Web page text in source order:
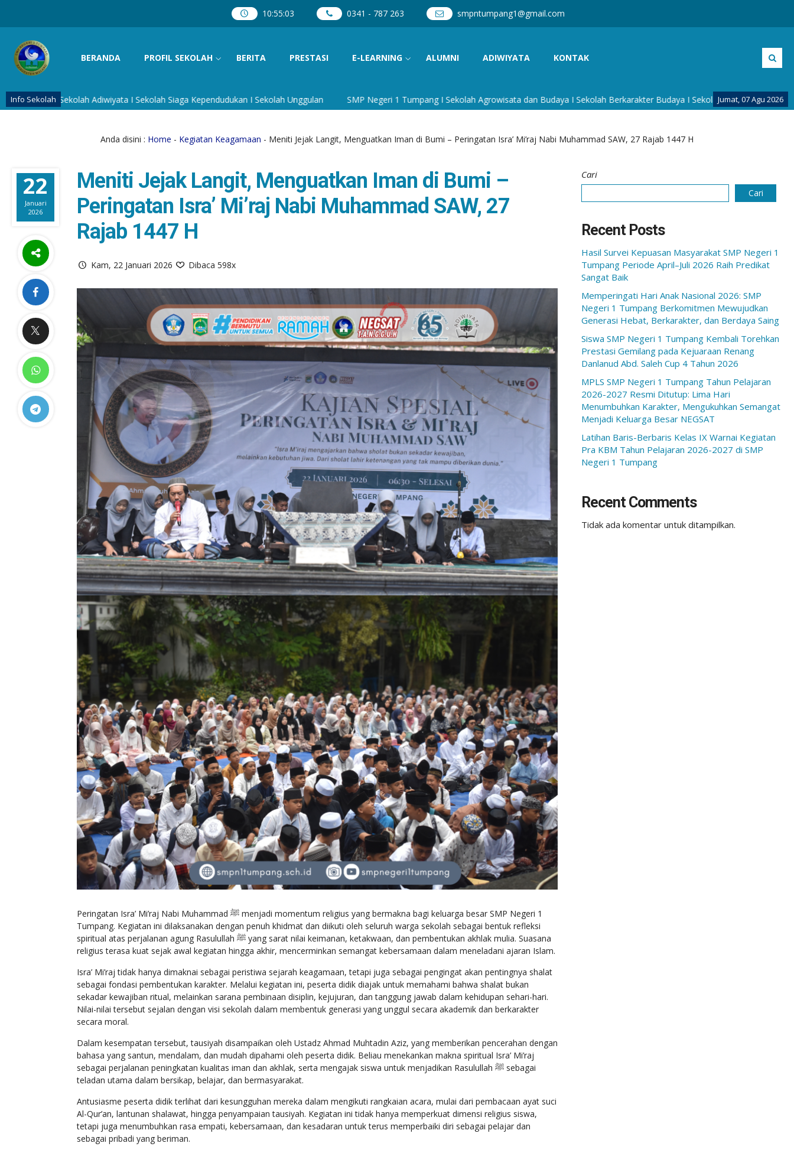
10:55:05 0341 - 787 263 smpntumpang1@gmail.com
BERANDA PROFIL SEKOLAH BERITA PRESTASI E-LEARNING ALUMNI ADIWIYATA KONTAK
Info Sekolah Jumat, 07 Agu 2026
Adiwiyata I Sekolah Siaga Kependudukan I Sekolah Unggulan SMP Negeri 1 Tumpang I Sekolah Agrowisata dan Budaya I Sekolah Berkarakter Budaya I Sekolah Adiwiyata I Sekolah Siaga
Anda disini : Home - Kegiatan Keagamaan - Meniti Jejak Langit, Menguatkan Iman di Bumi – Peringatan Isra’ Mi’raj Nabi Muhammad SAW, 27 Rajab 1447 H
22
Januari
2026
Meniti Jejak Langit, Menguatkan Iman di Bumi –
Peringatan Isra’ Mi’raj Nabi Muhammad SAW, 27
Rajab 1447 H
Kam, 22 Januari 2026 Dibaca 598x
Peringatan Isra’ Mi’raj Nabi Muhammad ﷺ menjadi momentum religius yang bermakna bagi keluarga besar SMP Negeri 1
Tumpang. Kegiatan ini dilaksanakan dengan penuh khidmat dan diikuti oleh seluruh warga sekolah sebagai bentuk refleksi
spiritual atas perjalanan agung Rasulullah ﷺ yang sarat nilai keimanan, ketakwaan, dan pembentukan akhlak mulia. Suasana
religius terasa kuat sejak awal kegiatan hingga akhir, mencerminkan semangat kebersamaan dalam meneladani ajaran Islam.
Isra’ Mi’raj tidak hanya dimaknai sebagai peristiwa sejarah keagamaan, tetapi juga sebagai pengingat akan pentingnya shalat
sebagai fondasi pembentukan karakter. Melalui kegiatan ini, peserta didik diajak untuk memahami bahwa shalat bukan
sekadar kewajiban ritual, melainkan sarana pembinaan disiplin, kejujuran, dan tanggung jawab dalam kehidupan sehari-hari.
Nilai-nilai tersebut sejalan dengan visi sekolah dalam membentuk generasi yang unggul secara akademik dan berkarakter
secara moral.
Dalam kesempatan tersebut, tausiyah disampaikan oleh Ustadz Ahmad Muhtadin Aziz, yang memberikan pencerahan dengan
bahasa yang santun, mendalam, dan mudah dipahami oleh peserta didik. Beliau menekankan makna spiritual Isra’ Mi’raj
sebagai perjalanan peningkatan kualitas iman dan akhlak, serta mengajak siswa untuk menjadikan Rasulullah ﷺ sebagai
teladan utama dalam bersikap, belajar, dan bermasyarakat.
Antusiasme peserta didik terlihat dari kesungguhan mereka dalam mengikuti rangkaian acara, mulai dari pembacaan ayat suci
Al-Qur’an, lantunan shalawat, hingga penyampaian tausiyah. Kegiatan ini tidak hanya memperkuat dimensi religius siswa,
tetapi juga menumbuhkan rasa empati, kebersamaan, dan kesadaran untuk terus memperbaiki diri sebagai pelajar dan
sebagai pribadi yang beriman.
Cari
Cari
Recent Posts
Hasil Survei Kepuasan Masyarakat SMP Negeri 1
Tumpang Periode April–Juli 2026 Raih Predikat
Sangat Baik
Memperingati Hari Anak Nasional 2026: SMP
Negeri 1 Tumpang Berkomitmen Mewujudkan
Generasi Hebat, Berkarakter, dan Berdaya Saing
Siswa SMP Negeri 1 Tumpang Kembali Torehkan
Prestasi Gemilang pada Kejuaraan Renang
Danlanud Abd. Saleh Cup 4 Tahun 2026
MPLS SMP Negeri 1 Tumpang Tahun Pelajaran
2026-2027 Resmi Ditutup: Lima Hari
Menumbuhkan Karakter, Mengukuhkan Semangat
Menjadi Keluarga Besar NEGSAT
Latihan Baris-Berbaris Kelas IX Warnai Kegiatan
Pra KBM Tahun Pelajaran 2026-2027 di SMP
Negeri 1 Tumpang
Recent Comments
Tidak ada komentar untuk ditampilkan.